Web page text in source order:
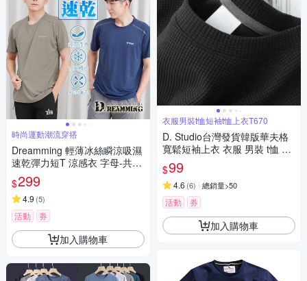
時尚運動潮流穿搭
Dreamming 輕薄冰絲瞬涼吸濕
速乾彈力短T 涼感衣 字母-共六
色
$299
4.9 (5)
活動 券
加入購物車
衣服男裝t恤短袖t恤上衣T670
D. Studio台灣發貨韓版華夫格
寬鬆短袖上衣 衣服 男裝 t恤 短
袖t恤 上衣T670
$99
4.6 (6) 總銷量>50
活動 券
加入購物車